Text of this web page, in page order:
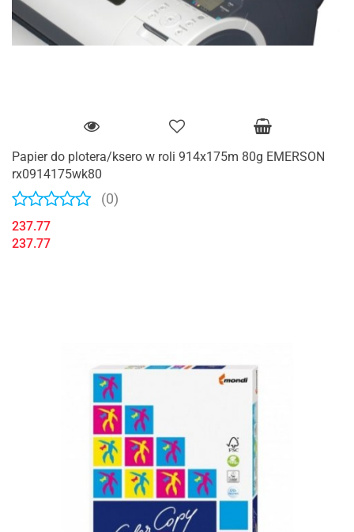
Papier do plotera/ksero w roli 914x175m 80g EMERSON
rx0914175wk80
(0)
237.77
237.77